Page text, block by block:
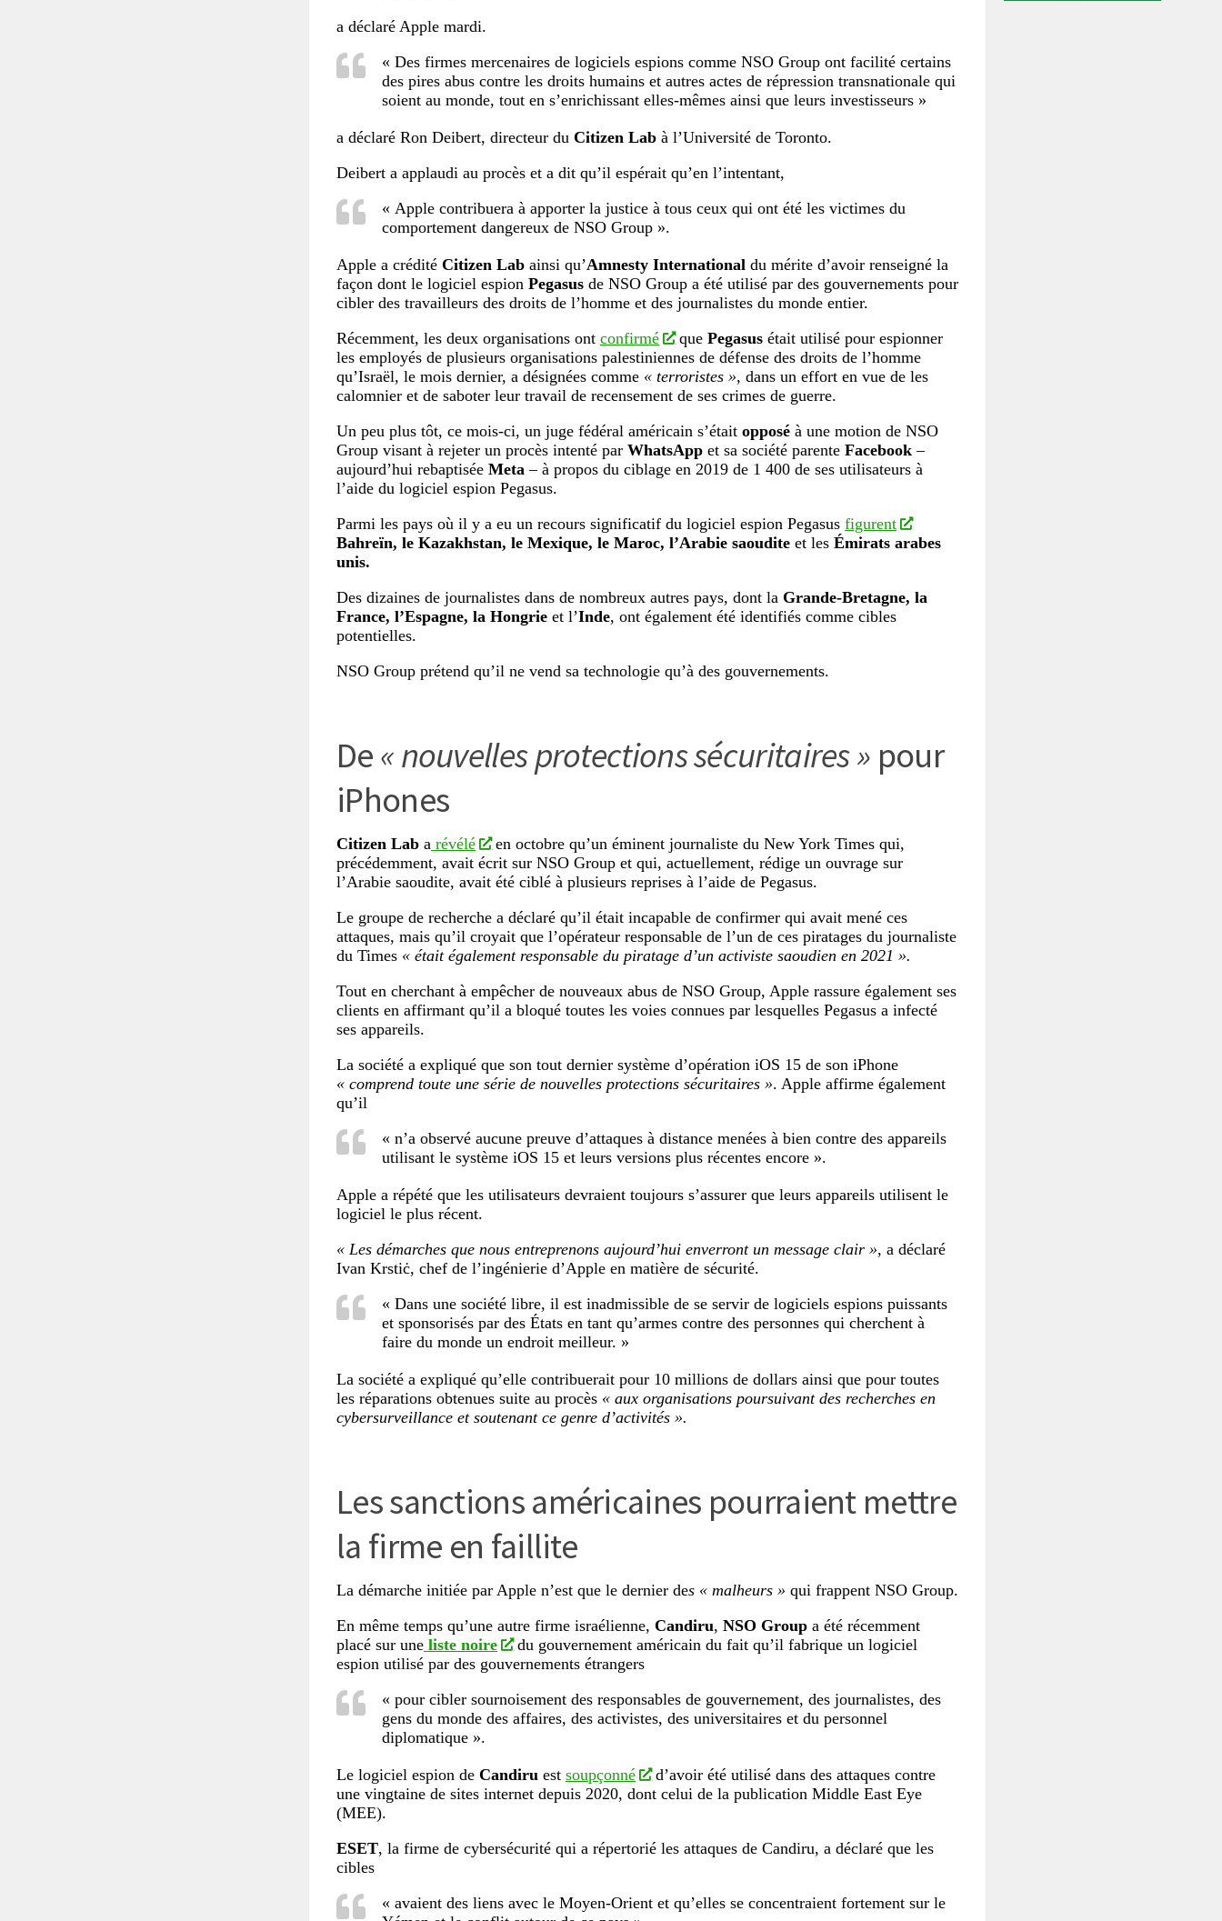
a déclaré Apple mardi.
« Des firmes mercenaires de logiciels espions comme NSO Group ont facilité certains
des pires abus contre les droits humains et autres actes de répression transnationale qui
soient au monde, tout en s’enrichissant elles-mêmes ainsi que leurs investisseurs »
a déclaré Ron Deibert, directeur du Citizen Lab à l’Université de Toronto.
Deibert a applaudi au procès et a dit qu’il espérait qu’en l’intentant,
« Apple contribuera à apporter la justice à tous ceux qui ont été les victimes du
comportement dangereux de NSO Group ».
Apple a crédité Citizen Lab ainsi qu’Amnesty International du mérite d’avoir renseigné la
façon dont le logiciel espion Pegasus de NSO Group a été utilisé par des gouvernements pour
cibler des travailleurs des droits de l’homme et des journalistes du monde entier.
Récemment, les deux organisations ont confirmé quePegasusétait utilisé pour espionner
les employés de plusieurs organisations palestiniennes de défense des droits de l’homme
qu’Israël, le mois dernier, a désignées comme « terroristes », dans un effort en vue de les
calomnier et de saboter leur travail de recensement de ses crimes de guerre.
Un peu plus tôt, ce mois-ci, un juge fédéral américain s’était opposé à une motion de NSO
Group visant à rejeter un procès intenté par WhatsApp et sa société parente Facebook –
aujourd’hui rebaptisée Meta – à propos du ciblage en 2019 de 1 400 de ses utilisateurs à
l’aide du logiciel espion Pegasus.
Parmi les pays où il y a eu un recours significatif du logiciel espion Pegasus figurent
Bahreïn, le Kazakhstan, le Mexique, le Maroc, l’Arabie saoudite et les Émirats arabes
unis.
Des dizaines de journalistes dans de nombreux autres pays, dont la Grande-Bretagne, la
France, l’Espagne, la Hongrie et l’Inde, ont également été identifiés comme cibles
potentielles.
NSO Group prétend qu’il ne vend sa technologie qu’à des gouvernements.
De« nouvelles protections sécuritaires » pour
iPhones
Citizen Lab a révélé en octobre qu’un éminent journaliste du New York Timesqui,
précédemment, avait écrit sur NSO Group et qui, actuellement, rédige un ouvrage sur
l’Arabie saoudite, avait été ciblé à plusieurs reprises à l’aide de Pegasus.
Le groupe de recherche a déclaré qu’il était incapable de confirmer qui avait mené ces
attaques, mais qu’il croyait que l’opérateur responsable de l’un de ces piratages du journaliste
du Times « était également responsable du piratage d’un activiste saoudien en 2021 ».
Tout en cherchant à empêcher de nouveaux abus de NSO Group, Apple rassure également ses
clients en affirmant qu’il a bloqué toutes les voies connues par lesquelles Pegasus a infecté
ses appareils.
La société a expliqué que son tout dernier système d’opération iOS 15 de son iPhone
« comprend toute une série de nouvelles protections sécuritaires ». Apple affirme également
qu’il
« n’a observé aucune preuve d’attaques à distance menées à bien contre des appareils
utilisant le système iOS 15 et leurs versions plus récentes encore ».
Apple a répété que les utilisateurs devraient toujours s’assurer que leurs appareils utilisent le
logiciel le plus récent.
« Les démarches que nous entreprenons aujourd’hui enverront un message clair », a déclaré
Ivan Krstiċ, chef de l’ingénierie d’Apple en matière de sécurité.
« Dans une société libre, il est inadmissible de se servir de logiciels espions puissants
et sponsorisés par des États en tant qu’armes contre des personnes qui cherchent à
faire du monde un endroit meilleur. »
La société a expliqué qu’elle contribuerait pour 10 millions de dollars ainsi que pour toutes
les réparations obtenues suite au procès « aux organisations poursuivant des recherches en
cybersurveillance et soutenant ce genre d’activités ».
Les sanctions américaines pourraient mettre
la firme en faillite
La démarche initiée par Apple n’est que le dernier des « malheurs » qui frappent NSO Group.
En même temps qu’une autre firme israélienne, Candiru, NSO Group a été récemment
placé sur une liste noire
du gouvernement américain du fait qu’il fabrique un logiciel
espion utilisé par des gouvernements étrangers
« pour cibler sournoisement des responsables de gouvernement, des journalistes, des
gens du monde des affaires, des activistes, des universitaires et du personnel
diplomatique ».
Le logiciel espion de Candiru est soupçonné
d’avoir été utilisé dans des attaques contre
une vingtaine de sites internet depuis 2020, dont celui de la publication Middle East Eye
(MEE).
ESET, la firme de cybersécurité qui a répertorié les attaques de Candiru, a déclaré que les
cibles
« avaient des liens avec le Moyen-Orient et qu’elles se concentraient fortement sur le